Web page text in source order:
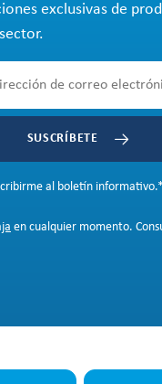
exclusivas de
SUSCRÍBETE
al boletín informativo.*
en cualquier momento.